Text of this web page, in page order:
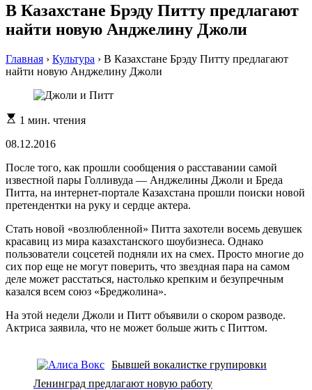
В Казахстане Брэду Питту предлагают
найти новую Анджелину Джоли
Главная › Культура › В Казахстане Брэду Питту предлагают
найти новую Анджелину Джоли
Расчетное
чтения
1 мин. чтения
08.12.2016
После того, как прошли сообщения о расставании самой
известной пары Голливуда — Анджелины Джоли и Бреда
Питта, на интернет-портале Казахстана прошли поиски новой
претендентки на руку и сердце актера.
Стать новой «возлюбленной» Питта захотели восемь девушек
красавиц из мира казахстанского шоубизнеса. Однако
пользователи соцсетей подняли их на смех. Просто многие до
сих пор еще не могут поверить, что звездная пара на самом
деле может расстаться, настолько крепким и безупречным
казался всем союз «Бреджолина».
На этой недели Джоли и Питт объявили о скором разводе.
Актриса заявила, что не может больше жить с Питтом.
Бывшей вокалистке групировки
Ленинград предлагают новую работу